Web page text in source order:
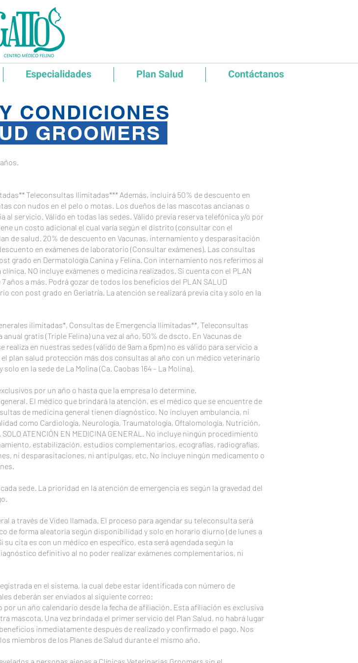
Especialidades Plan Salud Contáctanos
CONDICIONES
GROOMERS
Teleconsultas Ilimitadas*** Además, incluirá 50% de descuento en
con nudos en el pelo o motas. Los dueños de las mascotas ancianas o
servicio. Válido en todas las sedes. Válido previa reserva telefónica y/o por
un costo adicional el cual varía según el distrito (consultar con el
de salud. 20% de descuento en Vacunas, internamiento y desparasitación
en exámenes de laboratorio (Consultar exámenes). Las consultas
grado en Dermatología Canina y Felina. Con internamiento nos referimos al
NO incluye exámenes o medicina realizados. Si cuenta con el PLAN
años a más. Podrá gozar de todos los beneficios del PLAN SALUD
con post grado en Geriatría. La atención se realizará previa cita y solo en la
ilimitadas*, Consultas de Emergencia Ilimitadas**, Teleconsultas
gratis (Triple Felina) una vez al año, 50% de dscto. En Vacunas de
en nuestras sedes (válido de 9am a 6pm) no es válido para servicio a
plan salud protección más dos consultas al año con un médico veterinario
en la sede de La Molina (Ca. Caobas 164 – La Molina).
por un año o hasta que la empresa lo determine.
El médico que brindará la atención, es el médico que se encuentre de
de medicina general tienen diagnóstico. No incluyen ambulancia, ni
como Cardiología, Neurología, Traumatología, Oftalomología, Nutrición,
ATENCIÓN EN MEDICINA GENERAL. No incluye ningún procedimiento
estabilización, estudios complementarios, ecografías, radiografías,
ni desparasitaciones, ni antipulgas, etc. No incluye ningún medicamento o
sede. La prioridad en la atención de emergencia es según la gravedad del
a través de Video llamada. El proceso para agendar su teleconsulta será
de forma aleatoria según disponibilidad y solo en horario diurno (de lunes a
su cita es con un médico en específico, esta será agendada según la
definitivo al no poder realizar exámenes complementarios, ni
en el sistema, la cual debe estar identificada con número de
deberán ser enviados al siguiente correo:
por un año calendario desde la fecha de afiliación. Esta afiliación es exclusiva
mascota. Una vez brindada el primer servicio del Plan Salud, no habrá lugar
inmediatamente después de realizado y confirmado el pago. Nos
miembros de los Planes de Salud durante el mismo año.